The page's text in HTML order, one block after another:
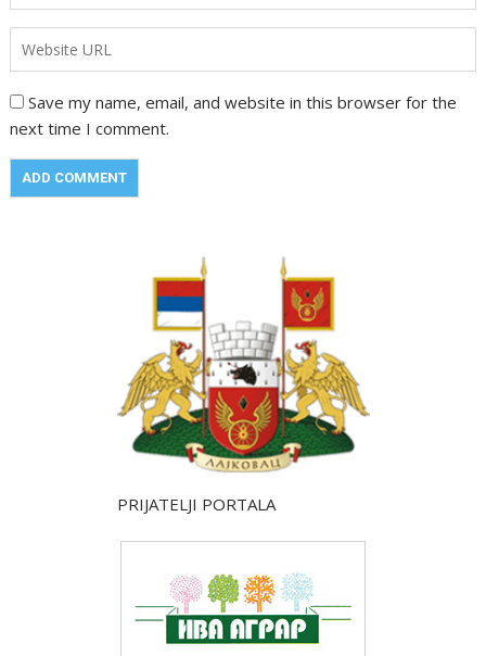
Save my name, email, and website in this browser for the
next time I comment.
PRIJATELJI PORTALA